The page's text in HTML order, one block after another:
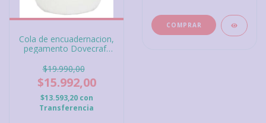
Cola de encuadernacion,
pegamento Dovecraft
Glue
$19.990,00
$15.992,00
$13.593,20 con
Transferencia